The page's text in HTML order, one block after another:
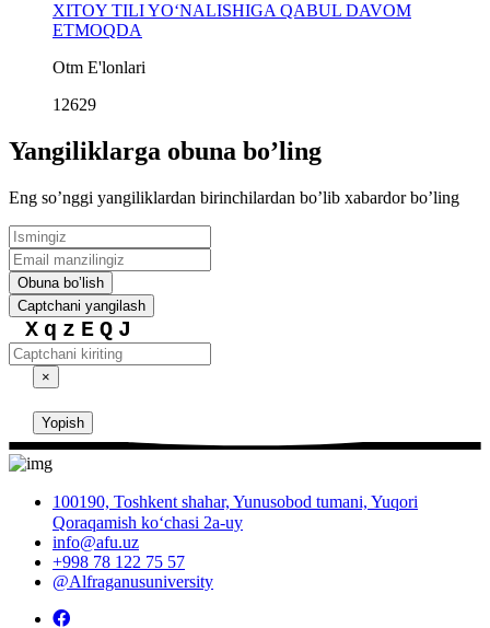
XITOY TILI YO‘NALISHIGA QABUL DAVOM
ETMOQDA
Otm E'lonlari
12629
Yangiliklarga obuna boʼling
Eng soʼnggi yangiliklardan birinchilardan boʼlib xabardor boʼling
Obuna boʼlish
Captchani yangilash
XqzEQJ
×
Yopish
100190, Toshkent shahar, Yunusobod tumani, Yuqori
Qoraqamish ko‘chasi 2a-uy
info@afu.uz
+998 78 122 75 57
@Alfraganusuniversity